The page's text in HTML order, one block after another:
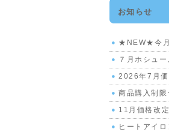
お知らせ
★NEW★今月
７月ホシュ
2026年7月
商品購入制限
11月価格改
ヒートアイ